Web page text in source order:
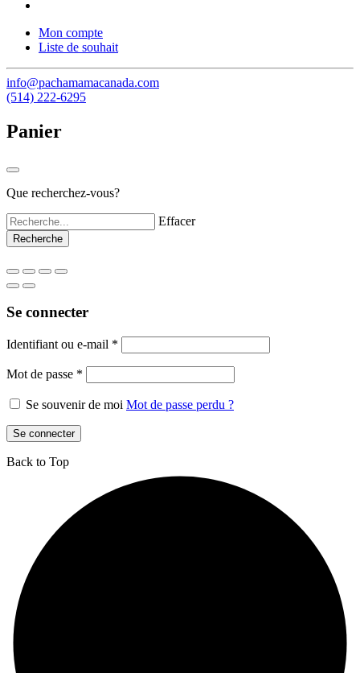
Mon compte
Liste de souhait
info@pachamamacanada.com
(514) 222-6295
Panier
Que recherchez-vous?
Effacer
Se connecter
Identifiant ou e-mail *
Mot de passe *
Se souvenir de moi Mot de passe perdu ?
Se connecter
Back to Top